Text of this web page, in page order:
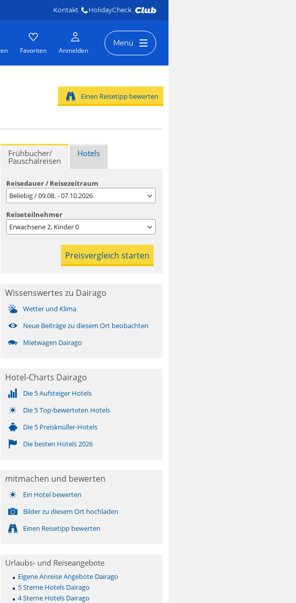
Kontakt HolidayCheck
Favoriten Anmelden
Menü
Einen Reisetipp bewerten
Frühbucher/
Pauschalreisen
Hotels
Reisedauer / Reisezeitraum
Beliebig / 09.08. - 07.10.2026
Reiseteilnehmer
Erwachsene2, Kinder0
Wissenswertes zu Dairago
Wetter und Klima
Neue Beiträge zu diesem Ort beobachten
Mietwagen Dairago
Hotel-Charts Dairago
Die 5 Aufsteiger Hotels
Die 5 Top-bewerteten Hotels
Die 5 Preisknüller-Hotels
Die besten Hotels 2026
mitmachen und bewerten
Ein Hotel bewerten
Bilder zu diesem Ort hochladen
Einen Reisetipp bewerten
Urlaubs- und Reiseangebote
Eigene Anreise Angebote Dairago
5 Sterne Hotels Dairago
4 Sterne Hotels Dairago